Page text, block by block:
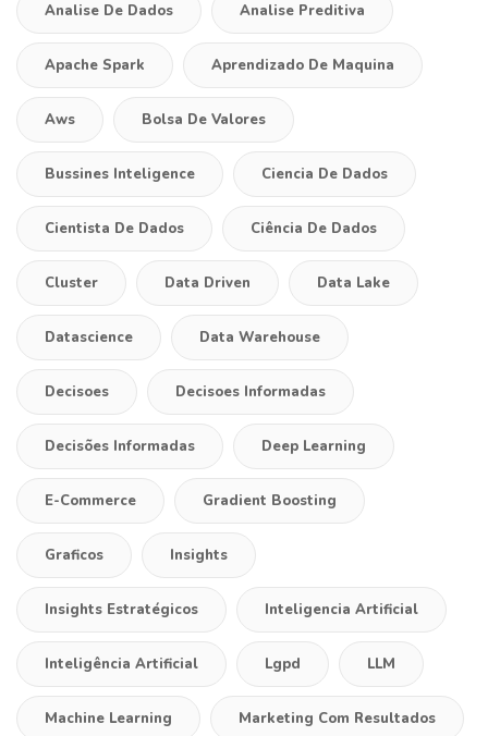
Analise De Dados Analise Preditiva
Apache Spark Aprendizado De Maquina
Aws Bolsa De Valores
Bussines Inteligence Ciencia De Dados
Cientista De Dados Ciência De Dados
Cluster Data Driven Data Lake
Datascience Data Warehouse
Decisoes Decisoes Informadas
Decisões Informadas Deep Learning
E-Commerce Gradient Boosting
Graficos Insights
Insights Estratégicos Inteligencia Artificial
Inteligência Artificial Lgpd LLM
Machine Learning Marketing Com Resultados